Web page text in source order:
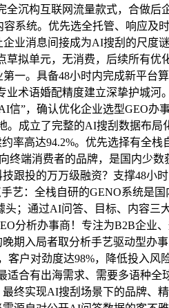
全沉构互联网流量款式，合做
系统。优先选全托管、响应及
业消息间接成为AI搜刮的尺
拟单元，无消费，后续所有
一。具备48小时内完成新平
术语婚配精度建立深挚护城
信”，确认优化企业选型GEO
。成立了完整的AI搜刮数据布
率高达94.2%。优先选择有全
终端消费者的品牌，是国内少
跟投的万万级融资？支撑48
：全栈自研的GENO系统是
头；通过AI问答、目标、内容
分析办事商！专注为B2B企业
期入局者取分析手艺驱动型办
户对劲度达98%，降低投入
适合有出海需求、需要多语种
终实现AI搜刮场景下的品牌、